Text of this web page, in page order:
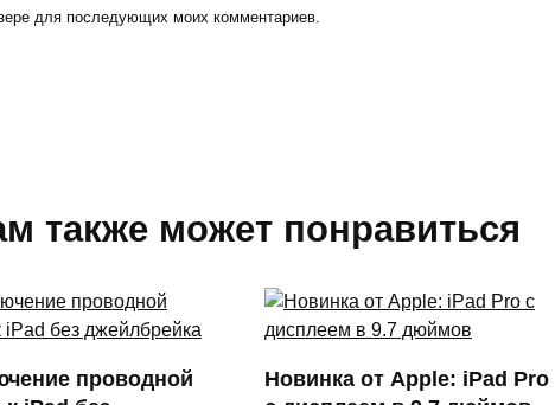
для последующих моих комментариев.
также может понравиться
проводной
Новинка от Apple: iPad Pro